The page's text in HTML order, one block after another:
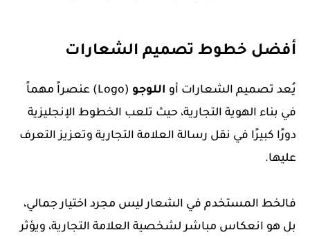
أفضل خطوط تصميم الشعارات
يُعد تصميم الشعارات أو اللوجو
(Logo) عنصراً مهماً
في بناء الهوية التجارية، حيث تلعب الخطوط الإنجليزية
دورًا كبيرًا في نقل رسالة العلامة التجارية وتعزيز التعرف
عليها.
فالخط المستخدم في الشعار ليس مجرد اختيار جمالي،
بل هو انعكاس مباشر لشخصية العلامة التجارية، ويؤثر